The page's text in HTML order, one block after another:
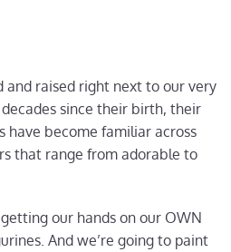
and raised right next to our very
since their birth, their
have become familiar across
that range from adorable to
our hands on our OWN
And we’re going to paint